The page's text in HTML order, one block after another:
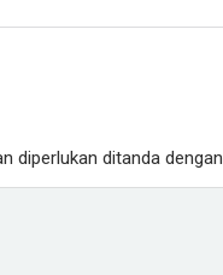
diperlukan ditanda dengan